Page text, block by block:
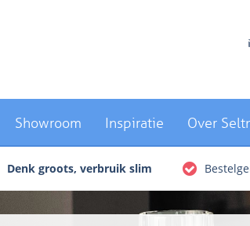
Showroom Inspiratie Over
Denk groots, verbruik slim